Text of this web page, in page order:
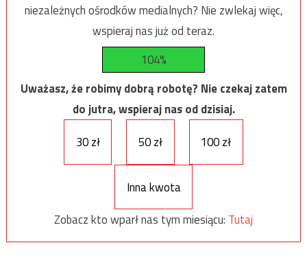
niezależnych ośrodków medialnych? Nie zwlekaj więc,
wspieraj nas już od teraz.
104%
Uważasz, że robimy dobrą robotę? Nie czekaj zatem
do jutra, wspieraj nas od dzisiaj.
30 zł
50 zł 100 zł
Inna kwota
Zobacz kto wparł nas tym miesiącu: Tutaj